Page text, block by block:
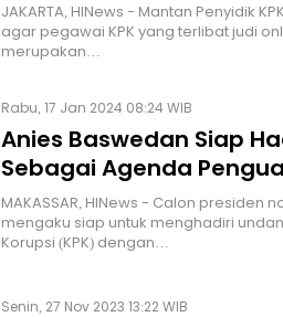
JAKARTA, HINews - Mantan Penyidik
agar pegawai KPK yang terlibat judi
merupakan…
Rabu, 17 Jan 2024 08:24 WIB
Anies Baswedan Siap
Sebagai Agenda
MAKASSAR, HINews - Calon presiden
mengaku siap untuk menghadiri
Korupsi (KPK) dengan…
Senin, 27 Nov 2023 13:22 WIB